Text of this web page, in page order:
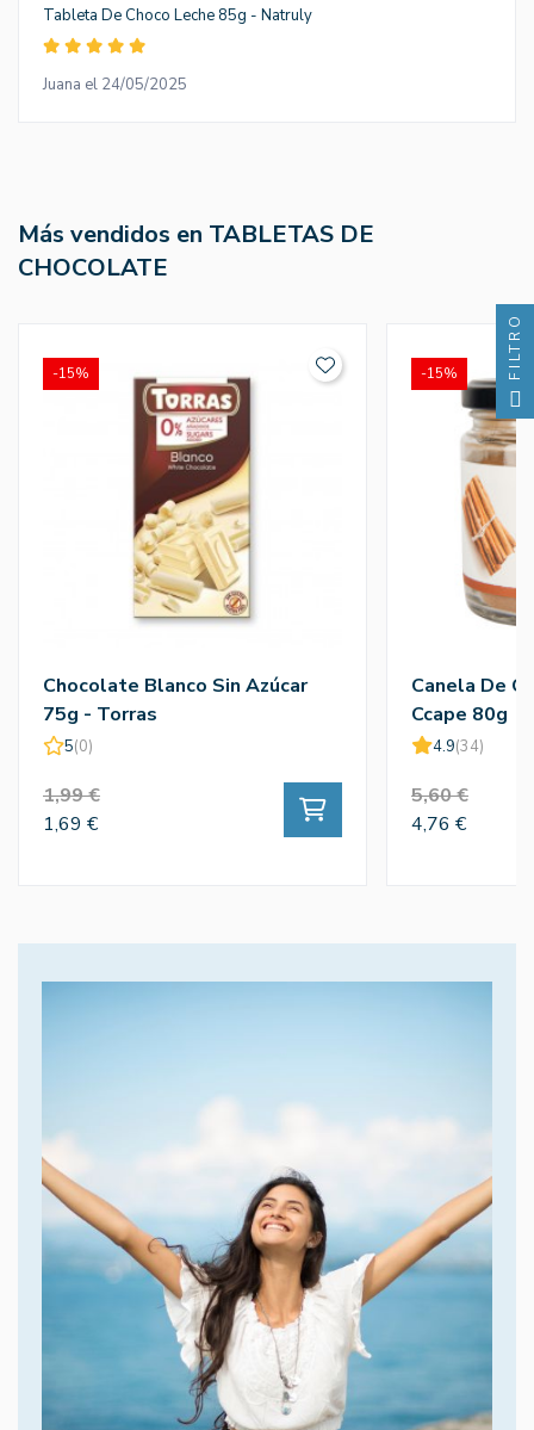
Tableta De Choco Leche 85g - Natruly
Juana el 24/05/2025
Más vendidos en TABLETAS DE
CHOCOLATE
Chocolate Blanco Sin Azúcar
75g - Torras
5(0)
1,99 €
1,69 €
-15%
Canela De
Ccape 80g
4.9(34)
5,60 €
4,76 €
-15% FILTRO